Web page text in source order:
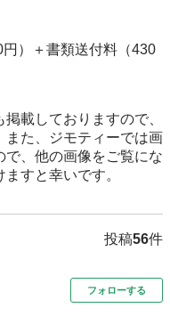
円）＋書類送付料（430
載しておりますので、
また、ジモティーでは画
、他の画像をご覧にな
すと幸いです。
投稿56件
フォローする